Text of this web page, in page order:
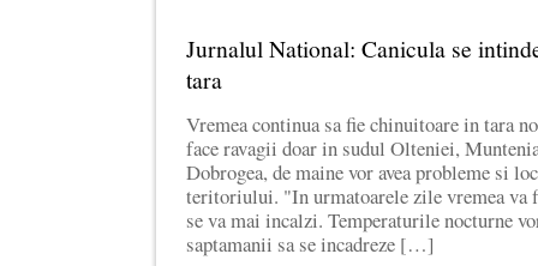
Jurnalul National: Canicula se
tara
Vremea continua sa fie chinuitoare in tara
face ravagii doar in sudul Olteniei,
Dobrogea, de maine vor avea probleme si
teritoriului. "In urmatoarele zile vremea va
se va mai incalzi. Temperaturile nocturne
saptamanii sa se incadreze […]